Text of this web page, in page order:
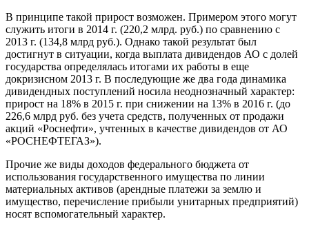
В принципе такой прирост возможен. Примером этого могут
служить итоги в 2014 г. (220,2 млрд. руб.) по сравнению с
2013 г. (134,8 млрд руб.). Однако такой результат был
достигнут в ситуации, когда выплата дивидендов АО с долей
государства определялась итогами их работы в еще
докризисном 2013 г. В последующие же два года динамика
дивидендных поступлений носила неоднозначный характер:
прирост на 18% в 2015 г. при снижении на 13% в 2016 г. (до
226,6 млрд руб. без учета средств, полученных от продажи
акций «Роснефти», учтенных в качестве дивидендов от АО
«РОСНЕФТЕГАЗ»).
Прочие же виды доходов федерального бюджета от
использования государственного имущества по линии
материальных активов (арендные платежи за землю и
имущество, перечисление прибыли унитарных предприятий)
носят вспомогательный характер.